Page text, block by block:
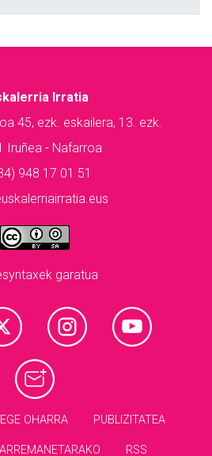
Irratia
45, ezk. eskailera, 13. ezk.
Iruñea - Nafarroa
948 17 01 51
garatua
OHARRA PUBLIZITATEA
RSS